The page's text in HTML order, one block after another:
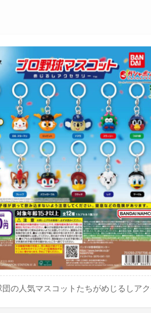
団の人気マスコットたちがめじるしア